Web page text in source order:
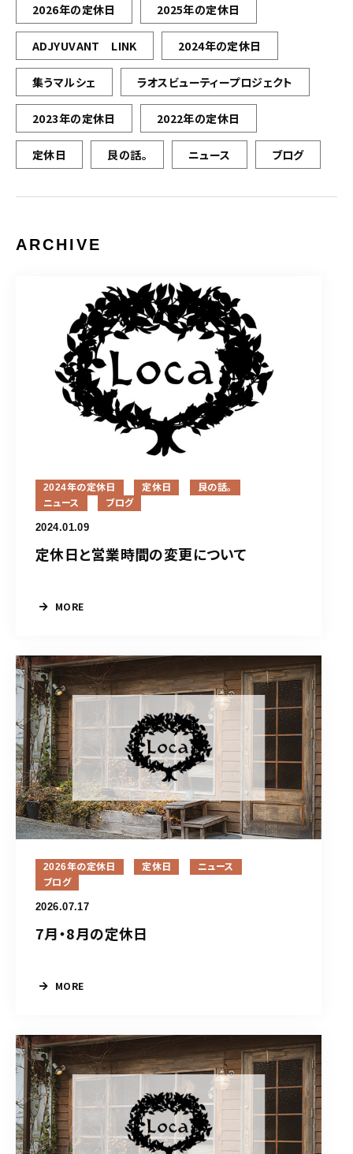
2026年の定休日 2025年の定休日
ADJYUVANT LINK 2024年の定休日
集うマルシェ ラオスビューティープロジェクト
2023年の定休日 2022年の定休日
定休日 艮の話。 ニュース ブログ
ARCHIVE
2024年の定休日 定休日
艮の話。
ニュース
ブログ
2024.01.09
定休日と営業時間の変更について
MORE
2026年の定休日 定休日
ニュース
ブログ
2026.07.17
7月・8月の定休日
MORE